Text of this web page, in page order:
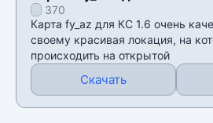
370
Карта fy_az для КС 1.6 очень
своему красивая локация, на
происходить на открытой
Скачать